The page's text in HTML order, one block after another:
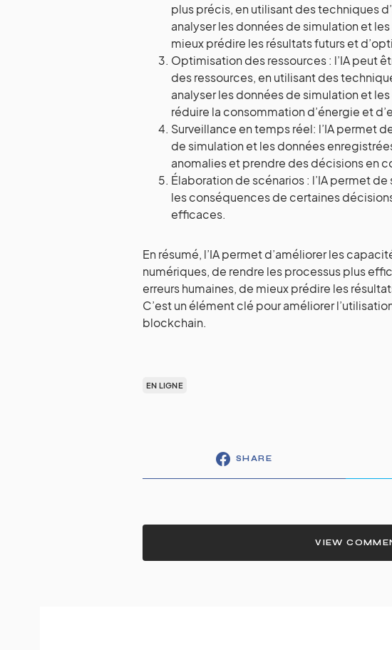
plus précis, en utilisant des techniques
analyser les données de simulation et
mieux prédire les résultats futurs et
Optimisation des ressources : l’IA peut
des ressources, en utilisant des
analyser les données de simulation et
réduire la consommation d’énergie et
Surveillance en temps réel: l’IA permet
de simulation et les données
anomalies et prendre des décisions en
Élaboration de scénarios : l’IA permet
les conséquences de certaines
efficaces.
En résumé, l’IA permet d’améliorer les
numériques, de rendre les processus plus
erreurs humaines, de mieux prédire les
C’est un élément clé pour améliorer
blockchain.
EN LIGNE
SHARE
VIEW